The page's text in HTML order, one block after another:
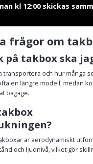
kl 12:00 skickas
frågor om
på takbox ska
transportera och hur många
en längre modell, medan
bagage.
är aerodynamiskt
och ljudnivå, vilket gör